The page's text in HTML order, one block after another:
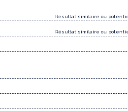
Résultat similaire ou
Résultat similaire ou